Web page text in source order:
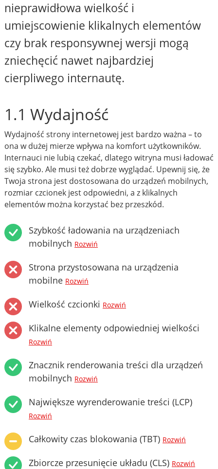
nieprawidłowa wielkość i
umiejscowienie klikalnych elementów
czy brak responsywnej wersji mogą
zniechęcić nawet najbardziej
cierpliwego internautę.
1.1 Wydajność
Wydajność strony internetowej jest bardzo ważna – to
ona w dużej mierze wpływa na komfort użytkowników.
Internauci nie lubią czekać, dlatego witryna musi ładować
się szybko. Ale musi też dobrze wyglądać. Upewnij się, że
Twoja strona jest dostosowana do urządzeń mobilnych,
rozmiar czcionek jest odpowiedni, a z klikalnych
elementów można korzystać bez przeszkód.
Szybkość ładowania na urządzeniach
mobilnych Rozwiń
Strona przystosowana na urządzenia
mobilne Rozwiń
Wielkość czcionki Rozwiń
Klikalne elementy odpowiedniej wielkości
Rozwiń
Znacznik renderowania treści dla urządzeń
mobilnych Rozwiń
Największe wyrenderowanie treści (LCP)
Rozwiń
Całkowity czas blokowania (TBT) Rozwiń
Zbiorcze przesunięcie układu (CLS) Rozwiń